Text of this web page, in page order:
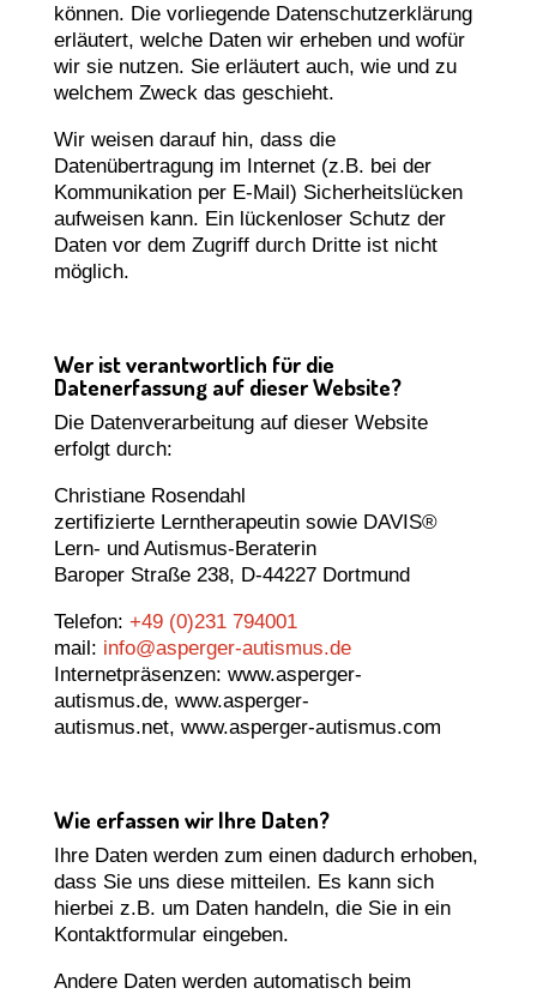
können. Die vorliegende Datenschutzerklärung
erläutert, welche Daten wir erheben und wofür
wir sie nutzen. Sie erläutert auch, wie und zu
welchem Zweck das geschieht.
Wir weisen darauf hin, dass die
Datenübertragung im Internet (z.B. bei der
Kommunikation per E-Mail) Sicherheitslücken
aufweisen kann. Ein lückenloser Schutz der
Daten vor dem Zugriff durch Dritte ist nicht
möglich.
Wer ist verantwortlich für die
Datenerfassung auf dieser Website?
Die Datenverarbeitung auf dieser Website
erfolgt durch:
Christiane Rosendahl
zertifizierte Lerntherapeutin sowie DAVIS®
Lern- und Autismus-Beraterin
Baroper Straße 238, D-44227 Dortmund
Telefon: +49 (0)231 794001
mail: info@asperger-autismus.de
Internetpräsenzen: www.asperger-
autismus.de, www.asperger-
autismus.net, www.asperger-autismus.com
Wie erfassen wir Ihre Daten?
Ihre Daten werden zum einen dadurch erhoben,
dass Sie uns diese mitteilen. Es kann sich
hierbei z.B. um Daten handeln, die Sie in ein
Kontaktformular eingeben.
Andere Daten werden automatisch beim